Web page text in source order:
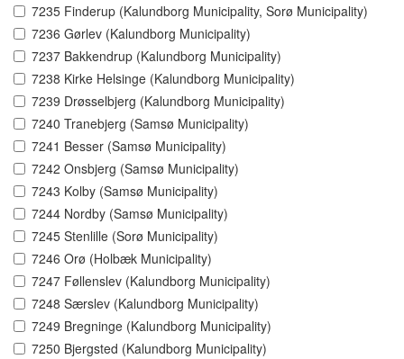
7235 Finderup (Kalundborg Municipality, Sorø Municipality)
7236 Gørlev (Kalundborg Municipality)
7237 Bakkendrup (Kalundborg Municipality)
7238 Kirke Helsinge (Kalundborg Municipality)
7239 Drøsselbjerg (Kalundborg Municipality)
7240 Tranebjerg (Samsø Municipality)
7241 Besser (Samsø Municipality)
7242 Onsbjerg (Samsø Municipality)
7243 Kolby (Samsø Municipality)
7244 Nordby (Samsø Municipality)
7245 Stenlille (Sorø Municipality)
7246 Orø (Holbæk Municipality)
7247 Føllenslev (Kalundborg Municipality)
7248 Særslev (Kalundborg Municipality)
7249 Bregninge (Kalundborg Municipality)
7250 Bjergsted (Kalundborg Municipality)